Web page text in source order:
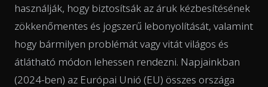
használják, hogy biztosítsák az áruk kézbesítésének
zökkenőmentes és jogszerű lebonyolítását, valamint
hogy bármilyen problémát vagy vitát világos és
átlátható módon lehessen rendezni. Napjainkban
(2024-ben) az Európai Unió (EU) összes országa